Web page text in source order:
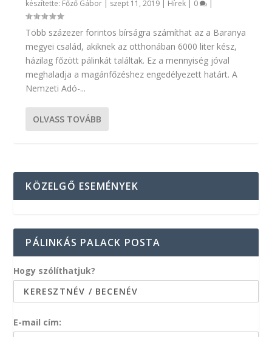
készítette: Főző Gábor szept 11, 2019 Hírek 0
Több százezer forintos bírságra számíthat az a Baranya
megyei család, akiknek az otthonában 6000 liter kész,
házilag főzött pálinkát találtak. Ez a mennyiség jóval
meghaladja a magánfőzéshez engedélyezett határt. A
Nemzeti Adó-...
OLVASS TOVÁBB
KÖZELGŐ ESEMÉNYEK
PÁLINKÁS PALACK POSTA
Hogy szólíthatjuk?
E-mail cím: